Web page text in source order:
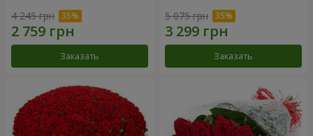
4 245 грн
Заказать
5 075 грн
Заказать